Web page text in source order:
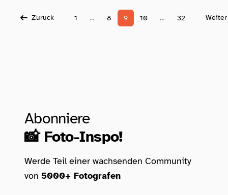
Zurück 1 … 8 9 10 … 32 Weiter
Abonniere
📸 Foto-Inspo!
Werde Teil einer wachsenden Community
von 5000+ Fotografen